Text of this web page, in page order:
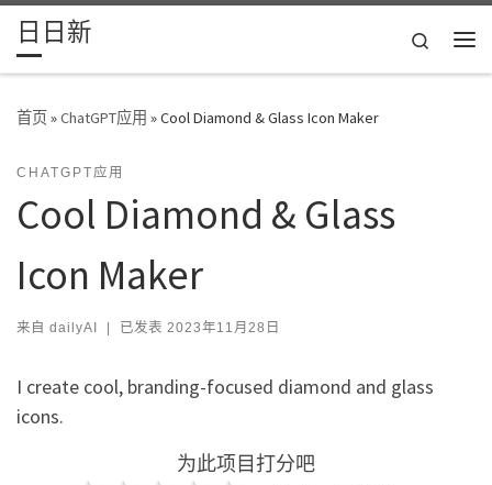
Skip to content
日日新
Search
首页»ChatGPT应用 »Cool Diamond & Glass Icon Maker
CHATGPT应用
Cool Diamond & Glass
Icon Maker
来自 dailyAI | 已发表 2023年11月28日
I create cool, branding-focused diamond and glass
icons.
为此项目打分吧